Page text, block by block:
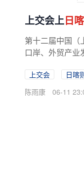
上交会上日
第十二届中国（
口岸、外贸产业
上交会 日喀
陈雨康
06-11